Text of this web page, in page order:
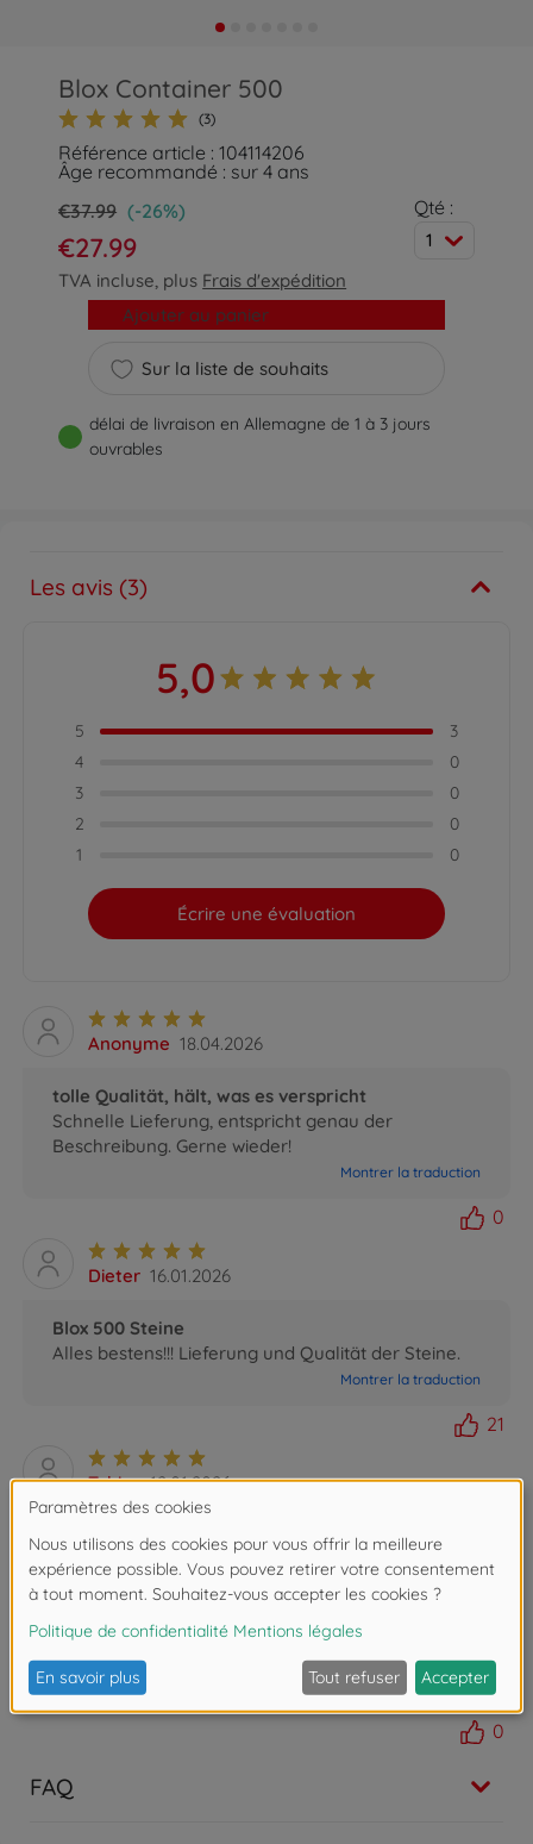
Blox Container 500
(3)
Référence article : 104114206
Âge recommandé : sur 4 ans
€37.99 (-26%)
€27.99
TVA incluse, plus Frais d'expédition
Qté :
1
Sur la liste de souhaits
Ajouter au panier
délai de livraison en Allemagne de 1 à 3 jours
ouvrables
Les avis (3)
Anonyme 18.04.2026
tolle Qualität, hält, was es verspricht
Schnelle Lieferung, entspricht genau der
Beschreibung. Gerne wieder!
Montrer la traduction
0
Dieter 16.01.2026
Blox 500 Steine
Alles bestens!!! Lieferung und Qualität der Steine.
Montrer la traduction
21
Tobias 12.01.2026
Tolle Box mit tollen Basis-Steinen
Eine einfache Box - im positiven Sinn: Einfach
Klemmbausteine, mit denen Kind und Eltern drauf
los bauen können, ohne Anleitung und frickelige
Kleinteile. Sehr gute Qualität, sehr schnelle
Lieferung, jederzeit wieder.
Montrer la traduction
0
5,0
5
3
4
0
3
0
2
0
1
0
Écrire une évaluation
FAQ